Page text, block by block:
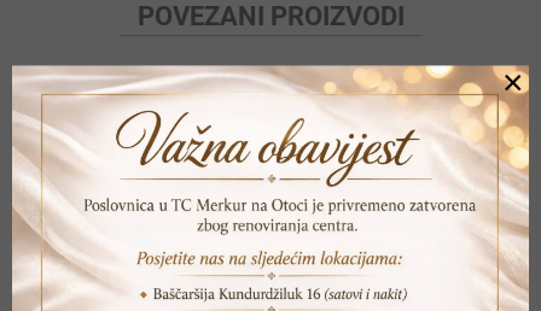
POVEZANI PROIZVODI
×